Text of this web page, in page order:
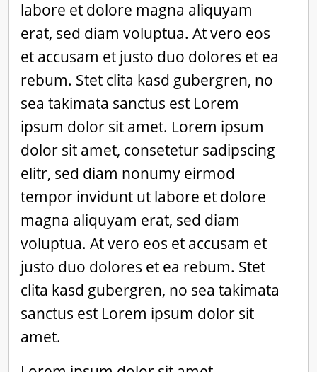
labore et dolore magna aliquyam
erat, sed diam voluptua. At vero eos
et accusam et justo duo dolores et ea
rebum. Stet clita kasd gubergren, no
sea takimata sanctus est Lorem
ipsum dolor sit amet. Lorem ipsum
dolor sit amet, consetetur sadipscing
elitr, sed diam nonumy eirmod
tempor invidunt ut labore et dolore
magna aliquyam erat, sed diam
voluptua. At vero eos et accusam et
justo duo dolores et ea rebum. Stet
clita kasd gubergren, no sea takimata
sanctus est Lorem ipsum dolor sit
amet.